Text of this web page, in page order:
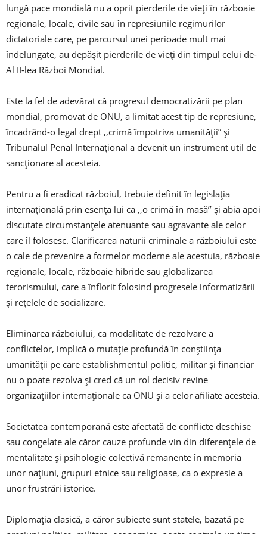
lungă pace mondială nu a oprit pierderile de vieți în războaie
regionale, locale, civile sau în represiunile regimurilor
dictatoriale care, pe parcursul unei perioade mult mai
îndelungate, au depășit pierderile de vieți din timpul celui de-
Al II-lea Război Mondial.
Este la fel de adevărat că progresul democratizării pe plan
mondial, promovat de ONU, a limitat acest tip de represiune,
încadrând-o legal drept ,,crimă împotriva umanității” și
Tribunalul Penal Internațional a devenit un instrument util de
sancționare al acesteia.
Pentru a fi eradicat războiul, trebuie definit în legislația
internațională prin esența lui ca ,,o crimă în masă’’ și abia apoi
discutate circumstanțele atenuante sau agravante ale celor
care îl folosesc. Clarificarea naturii criminale a războiului este
o cale de prevenire a formelor moderne ale acestuia, războaie
regionale, locale, războaie hibride sau globalizarea
terorismului, care a înflorit folosind progresele informatizării
și rețelele de socializare.
Eliminarea războiului, ca modalitate de rezolvare a
conflictelor, implică o mutație profundă în conștiința
umanității pe care establishmentul politic, militar și financiar
nu o poate rezolva și cred că un rol decisiv revine
organizațiilor internaționale ca ONU și a celor afiliate acesteia.
Societatea contemporană este afectată de conflicte deschise
sau congelate ale căror cauze profunde vin din diferențele de
mentalitate și psihologie colectivă remanente în memoria
unor națiuni, grupuri etnice sau religioase, ca o expresie a
unor frustrări istorice.
Diplomația clasică, a căror subiecte sunt statele, bazată pe